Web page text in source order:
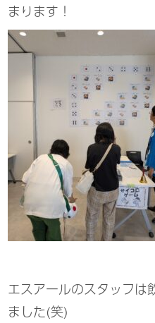
まります！
エスアールのスタッフは
ました(笑)